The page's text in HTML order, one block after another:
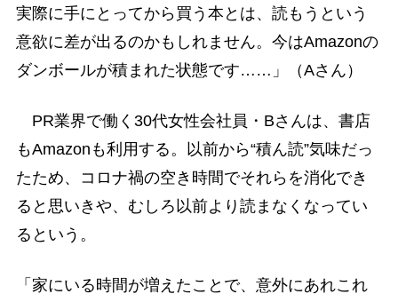
実際に手にとってから買う本とは、読もうという
意欲に差が出るのかもしれません。今はAmazonの
ダンボールが積まれた状態です……」（Aさん）
PR業界で働く30代女性会社員・Bさんは、書店
もAmazonも利用する。以前から“積ん読”気味だっ
たため、コロナ禍の空き時間でそれらを消化でき
ると思いきや、むしろ以前より読まなくなってい
るという。
「家にいる時間が増えたことで、意外にあれこれ